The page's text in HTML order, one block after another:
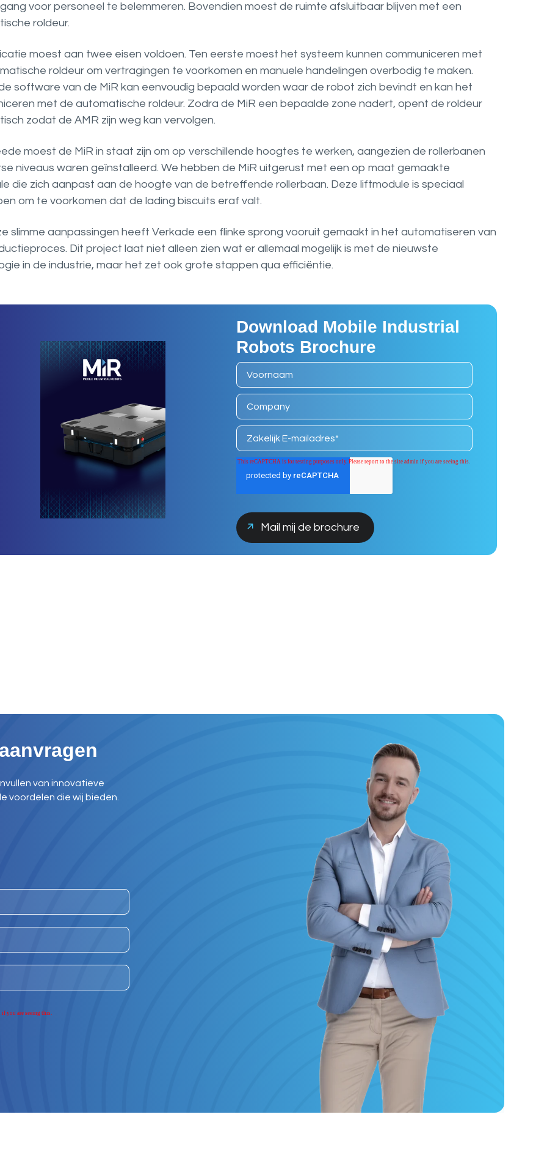
voor personeel te belemmeren. Bovendien moest de ruimte afsluitbaar blijven met een
roldeur.
moest aan twee eisen voldoen. Ten eerste moest het systeem kunnen communiceren met
roldeur om vertragingen te voorkomen en manuele handelingen overbodig te maken.
software van de MiR kan eenvoudig bepaald worden waar de robot zich bevindt en kan het
met de automatische roldeur. Zodra de MiR een bepaalde zone nadert, opent de roldeur
zodat de AMR zijn weg kan vervolgen.
moest de MiR in staat zijn om op verschillende hoogtes te werken, aangezien de rollerbanen
niveaus waren geïnstalleerd. We hebben de MiR uitgerust met een op maat gemaakte
die zich aanpast aan de hoogte van de betreffende rollerbaan. Deze liftmodule is speciaal
om te voorkomen dat de lading biscuits eraf valt.
slimme aanpassingen heeft Verkade een flinke sprong vooruit gemaakt in het automatiseren van
Dit project laat niet alleen zien wat er allemaal mogelijk is met de nieuwste
in de industrie, maar het zet ook grote stappen qua efficiëntie.
Download Mobile Industrial
Robots Brochure
van innovatieve
voordelen die wij bieden.